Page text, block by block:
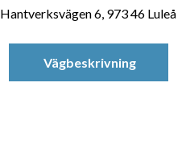
Hantverksvägen 6, 973 46 Luleå
Vägbeskrivning